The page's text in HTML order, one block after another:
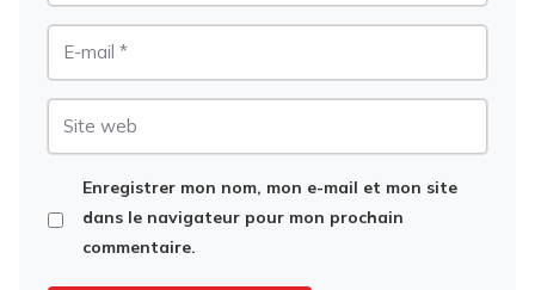
Enregistrer mon nom, mon e-mail et mon site
dans le navigateur pour mon prochain
commentaire.